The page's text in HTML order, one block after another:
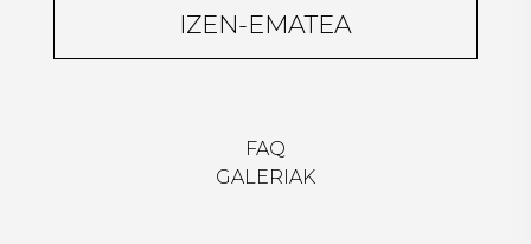
IZEN-EMATEA
FAQ
GALERIAK